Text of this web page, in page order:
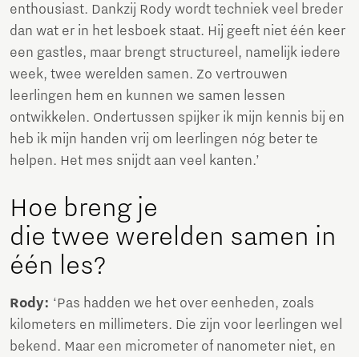
enthousiast. Dankzij Rody wordt techniek veel breder
dan wat er in het lesboek staat. Hij geeft niet één keer
een gastles, maar brengt structureel, namelijk iedere
week, twee werelden samen. Zo vertrouwen
leerlingen hem en kunnen we samen lessen
ontwikkelen. Ondertussen spijker ik mijn kennis bij en
heb ik mijn handen vrij om leerlingen nóg beter te
helpen. Het mes snijdt aan veel kanten.’
Hoe breng je
die twee werelden samen in
één les?
Rody: ‘Pas hadden we het over eenheden, zoals
kilometers en millimeters. Die zijn voor leerlingen wel
bekend. Maar een micrometer of nanometer niet, en